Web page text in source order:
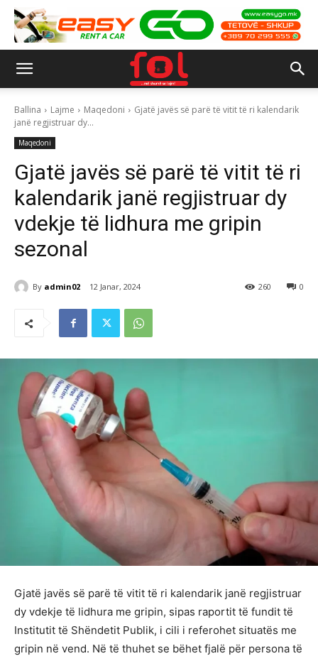
Ballina Lajme Maqedoni
Gjatë javës së parë të vitit të ri kalendarik
janë regjistruar dy...
Maqedoni
Gjatë javës së parë të vitit të ri
kalendarik janë regjistruar dy
vdekje të lidhura me gripin
sezonal
By admin02 12 Janar, 2024 0
260
Gjatë javës së parë të vitit të ri kalendarik janë regjistruar
dy vdekje të lidhura me gripin, sipas raportit të fundit të
Institutit të Shëndetit Publik, i cili i referohet situatës me
gripin në vend. Në të thuhet se bëhet fjalë për persona të